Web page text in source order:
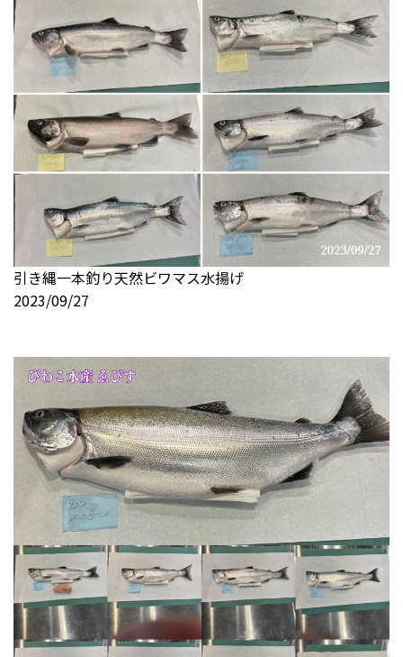
引き縄一本釣り天然ビワマス水揚げ
2023/09/27